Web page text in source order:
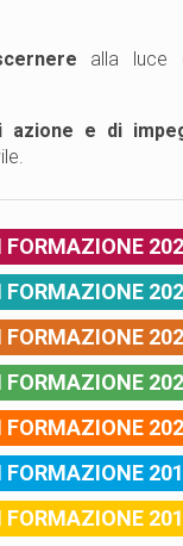
alla luce
e di
FORMAZIONE
FORMAZIONE
FORMAZIONE
FORMAZIONE
FORMAZIONE
FORMAZIONE
FORMAZIONE